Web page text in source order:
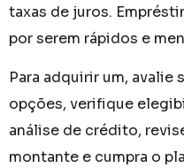
taxas de juros.
por serem rápidos e
Para adquirir um, avalie
opções, verifique
análise de crédito,
montante e cumpra o